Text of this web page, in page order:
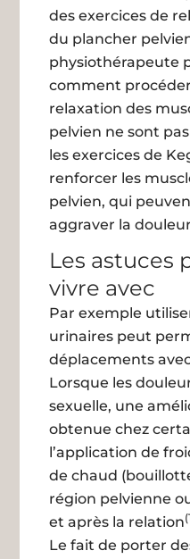
des exercices de
du plancher
physiothérapeute
comment
relaxation des
pelvien ne sont
les exercices de
renforcer les
pelvien, qui
aggraver la
Les astuces
vivre avec
Par exemple
urinaires peut
déplacements
Lorsque les
sexuelle, une
obtenue chez
l’application de
de chaud
région pelvienne
et après la relation
Le fait de porter